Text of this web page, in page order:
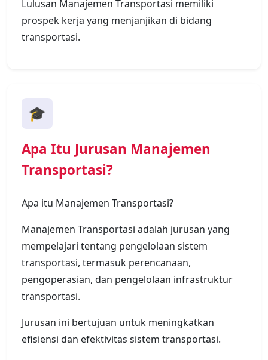
Lulusan Manajemen Transportasi memiliki
prospek kerja yang menjanjikan di bidang
transportasi.
🎓
Apa Itu Jurusan Manajemen
Transportasi?
Apa itu Manajemen Transportasi?
Manajemen Transportasi adalah jurusan yang
mempelajari tentang pengelolaan sistem
transportasi, termasuk perencanaan,
pengoperasian, dan pengelolaan infrastruktur
transportasi.
Jurusan ini bertujuan untuk meningkatkan
efisiensi dan efektivitas sistem transportasi.